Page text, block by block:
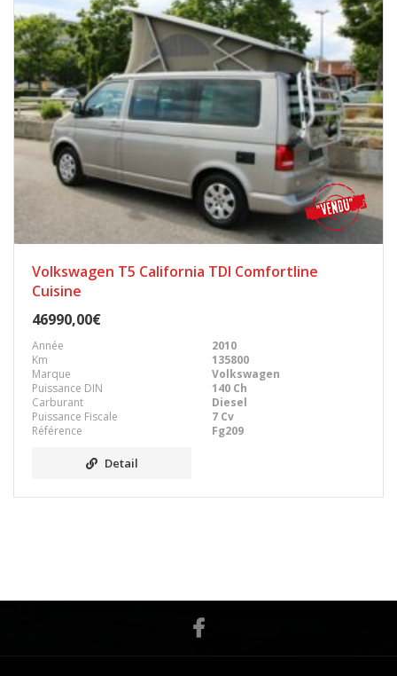
Volkswagen T5 California TDI Comfortline
Cuisine
46990,00€
Année
2010
Km
135800
Marque
Volkswagen
Puissance DIN
140 Ch
Carburant
Diesel
Puissance Fiscale
7 Cv
Référence
Fg209
Detail